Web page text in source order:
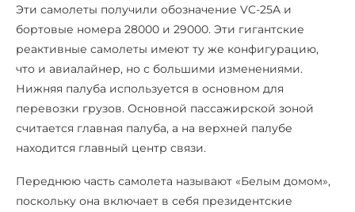
Эти самолеты получили обозначение VC-25A и
бортовые номера 28000 и 29000. Эти гигантские
реактивные самолеты имеют ту же конфигурацию,
что и авиалайнер, но с большими изменениями.
Нижняя палуба используется в основном для
перевозки грузов. Основной пассажирской зоной
считается главная палуба, а на верхней палубе
находится главный центр связи.
Переднюю часть самолета называют «Белым домом»,
поскольку она включает в себя президентские